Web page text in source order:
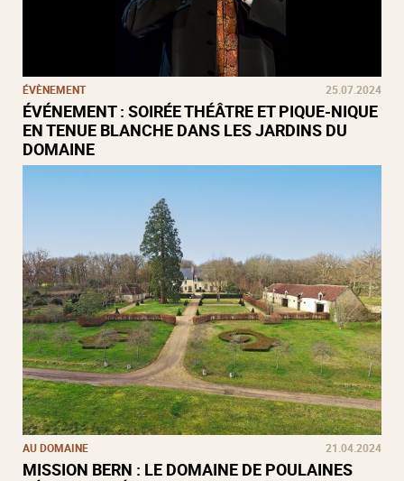
ÉVÈNEMENT 25.07.2024
ÉVÉNEMENT : SOIRÉE THÉÂTRE ET PIQUE-NIQUE
EN TENUE BLANCHE DANS LES JARDINS DU
DOMAINE
AU DOMAINE 21.04.2024
MISSION BERN : LE DOMAINE DE POULAINES